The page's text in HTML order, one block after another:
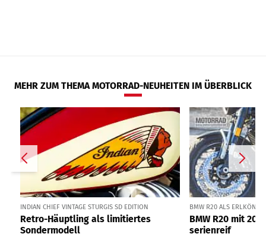
MEHR ZUM THEMA MOTORRAD-NEUHEITEN IM ÜBERBLICK
INDIAN CHIEF VINTAGE STURGIS SD EDITION
Retro-Häuptling als limitiertes
Sondermodell
BMW R20 ALS ERLKÖNIG
BMW R20 mit
serienreif